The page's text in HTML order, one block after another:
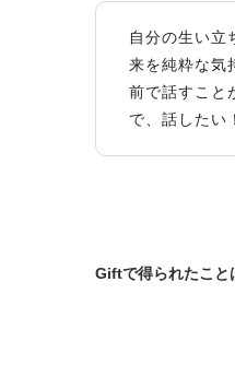
自分の生い立
来を純粋な気
前で話すこと
で、話したい
Giftで得られたこと